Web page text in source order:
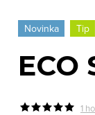
Novinka Tip
1